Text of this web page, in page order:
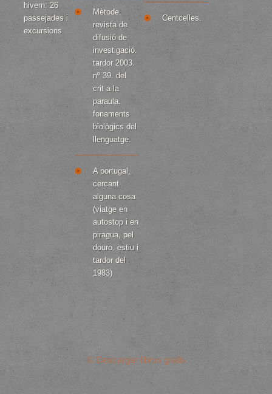
hivern: 26
passejades i
excursions
Mètode.
revista de
difusió de
investigació.
tardor 2003.
nº 39. del
crit a la
paraula.
fonaments
biològics del
llenguatge.
A portugal,
cercant
alguna cosa
(viatge en
autostop i en
piragua, pel
douro. estiu i
tardor del
1983)
Centcelles.
© Descargar libros gratis